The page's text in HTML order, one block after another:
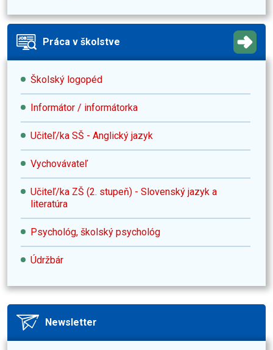
Práca v školstve
Školský logopéd
Informátor / informátorka
Učiteľ/ka SŠ - Anglický jazyk
Vychovávateľ
Učiteľ/ka ZŠ (2. stupeň) - Slovenský jazyk a
literatúra
Psychológ, školský psychológ
Údržbár
Newsletter